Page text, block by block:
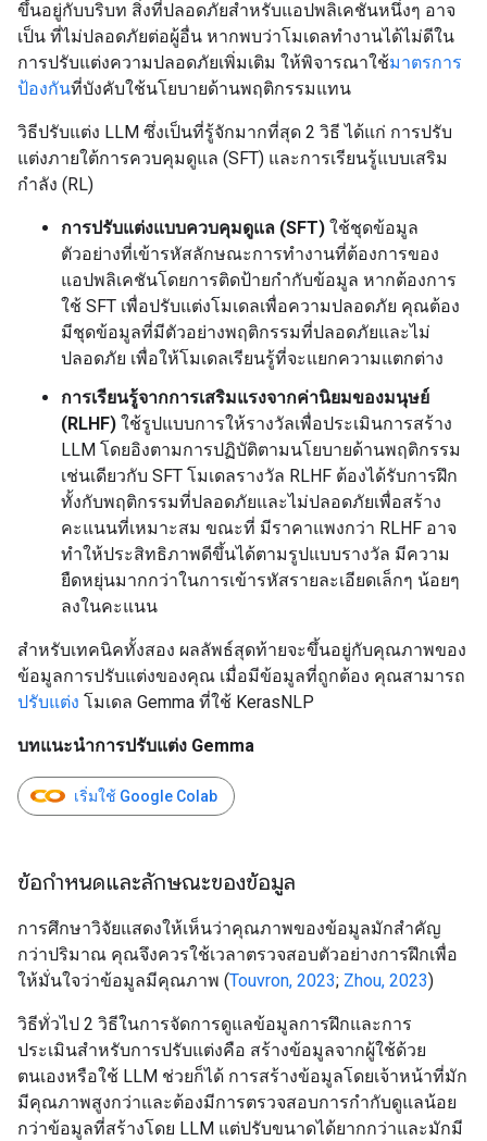
ขึ้นอยู่กับบริบท สิ่งที่ปลอดภัยสำหรับแอปพลิเคชันหนึ่งๆ อาจ
เป็น ที่ไม่ปลอดภัยต่อผู้อื่น หากพบว่าโมเดลทำงานได้ไม่ดีใน
การปรับแต่งความปลอดภัยเพิ่มเติม ให้พิจารณาใช้มาตรการ
ป้องกันที่บังคับใช้นโยบายด้านพฤติกรรมแทน
วิธีปรับแต่ง LLM ซึ่งเป็นที่รู้จักมากที่สุด 2 วิธี ได้แก่ การปรับ
แต่งภายใต้การควบคุมดูแล (SFT) และการเรียนรู้แบบเสริม
กำลัง (RL)
การปรับแต่งแบบควบคุมดูแล (SFT) ใช้ชุดข้อมูล
ตัวอย่างที่เข้ารหัสลักษณะการทำงานที่ต้องการของ
แอปพลิเคชันโดยการติดป้ายกำกับข้อมูล หากต้องการ
ใช้ SFT เพื่อปรับแต่งโมเดลเพื่อความปลอดภัย คุณต้อง
มีชุดข้อมูลที่มีตัวอย่างพฤติกรรมที่ปลอดภัยและไม่
ปลอดภัย เพื่อให้โมเดลเรียนรู้ที่จะแยกความแตกต่าง
การเรียนรู้จากการเสริมแรงจากค่านิยมของมนุษย์
(RLHF) ใช้รูปแบบการให้รางวัลเพื่อประเมินการสร้าง
LLM โดยอิงตามการปฏิบัติตามนโยบายด้านพฤติกรรม
เช่นเดียวกับ SFT โมเดลรางวัล RLHF ต้องได้รับการฝึก
ทั้งกับพฤติกรรมที่ปลอดภัยและไม่ปลอดภัยเพื่อสร้าง
คะแนนที่เหมาะสม ขณะที่ มีราคาแพงกว่า RLHF อาจ
ทำให้ประสิทธิภาพดีขึ้นได้ตามรูปแบบรางวัล มีความ
ยืดหยุ่นมากกว่าในการเข้ารหัสรายละเอียดเล็กๆ น้อยๆ
ลงในคะแนน
สำหรับเทคนิคทั้งสอง ผลลัพธ์สุดท้ายจะขึ้นอยู่กับคุณภาพของ
ข้อมูลการปรับแต่งของคุณ เมื่อมีข้อมูลที่ถูกต้อง คุณสามารถ
ปรับแต่ง โมเดล Gemma ที่ใช้ KerasNLP
บทแนะนำการปรับแต่ง Gemma
เริ่มใช้ Google Colab
ข้อกำหนดและลักษณะของข้อมูล
การศึกษาวิจัยแสดงให้เห็นว่าคุณภาพของข้อมูลมักสำคัญ
กว่าปริมาณ คุณจึงควรใช้เวลาตรวจสอบตัวอย่างการฝึกเพื่อ
ให้มั่นใจว่าข้อมูลมีคุณภาพ (Touvron, 2023; Zhou, 2023)
วิธีทั่วไป 2 วิธีในการจัดการดูแลข้อมูลการฝึกและการ
ประเมินสำหรับการปรับแต่งคือ สร้างข้อมูลจากผู้ใช้ด้วย
ตนเองหรือใช้ LLM ช่วยก็ได้ การสร้างข้อมูลโดยเจ้าหน้าที่มัก
มีคุณภาพสูงกว่าและต้องมีการตรวจสอบการกำกับดูแลน้อย
กว่าข้อมูลที่สร้างโดย LLM แต่ปรับขนาดได้ยากกว่าและมักมี